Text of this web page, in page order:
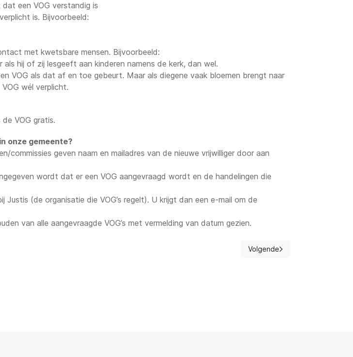
een VOG verstandig is
is. Bijvoorbeeld:
met kwetsbare mensen. Bijvoorbeeld:
hij of zij lesgeeft aan kinderen namens de kerk, dan wel.
VOG als dat af en toe gebeurt. Maar als diegene vaak bloemen brengt naar
wél verplicht.
VOG gratis.
onze gemeente?
commissies geven naam en mailadres van de nieuwe vrijwilliger door aan
wordt dat er een VOG aangevraagd wordt en de handelingen die
Justis (de organisatie die VOG’s regelt). U krijgt dan een e-mail om de
van alle aangevraagde VOG’s met vermelding van datum gezien.
Volgende artikel:
Volgende